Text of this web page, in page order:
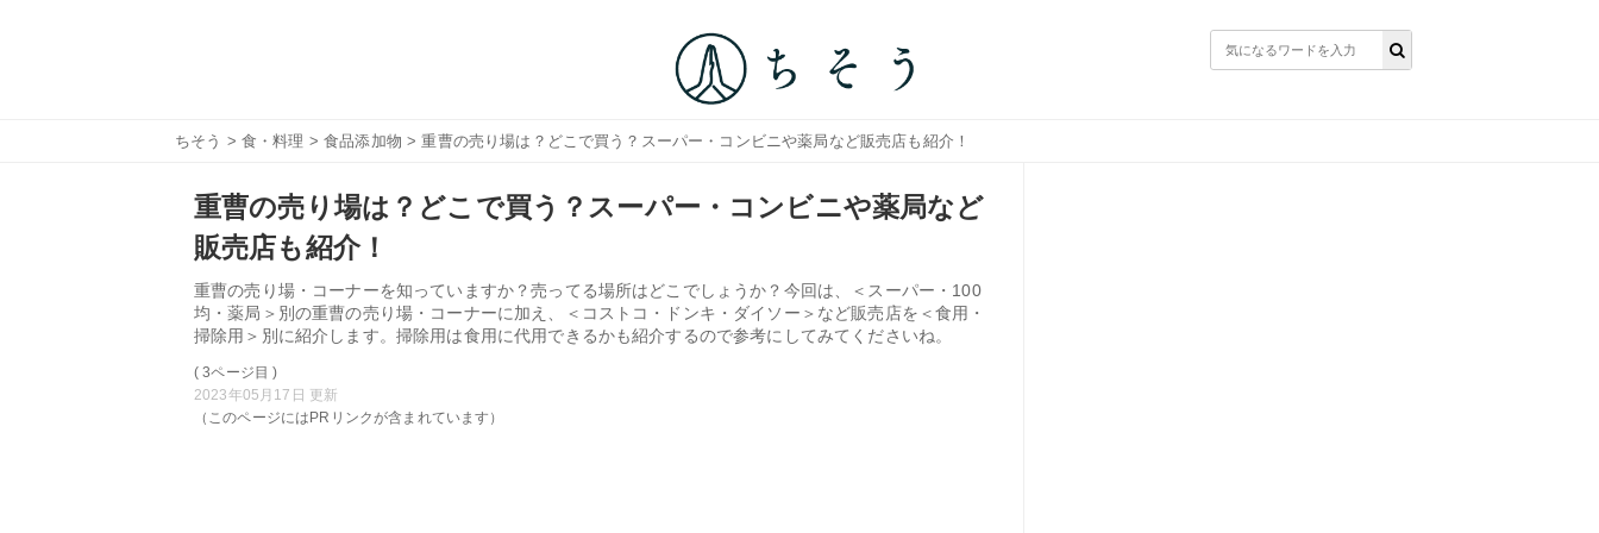
ちそう > 食・料理 >食品添加物 > 重曹の売り場は？どこで買う？スーパー・コンビニや薬局など販売店も紹介！
重曹の売り場は？どこで買う？スーパー・コンビニや薬局など
販売店も紹介！
重曹の売り場・コーナーを知っていますか？売ってる場所はどこでしょうか？今回は、＜スーパー・100
均・薬局＞別の重曹の売り場・コーナーに加え、＜コストコ・ドンキ・ダイソー＞など販売店を＜食用・
掃除用＞別に紹介します。掃除用は食用に代用できるかも紹介するので参考にしてみてくださいね。
( 3ページ目 )
2023年05月17日 更新
（このページにはPRリンクが含まれています）